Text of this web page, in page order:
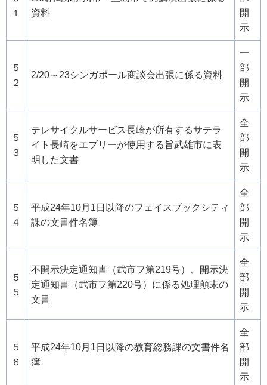
１
資料
開
示
５
２
2/20～23シンガポール商談会出張に係る資料
一
部
開
示
５
３
テレサイクルサービス長崎が所有するサテラ
イト長崎をエブリーが使用する旨武雄市に表
明した文書
全
部
開
示
５
４
平成24年10月1日以降のフェイスブックシティ
課の文書件名簿
全
部
開
示
５
５
不開示決定通知書（武市フ第219号）、開示決
定通知書（武市フ第220号）に係る処理顛末の
文書
全
部
開
示
５
６
平成24年10月1日以降の教育総務課の文書件名
簿
全
部
開
示